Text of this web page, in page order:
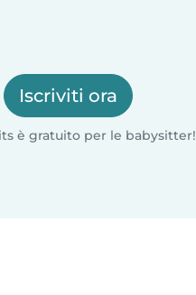
Iscriviti ora
è gratuito per le babysitter!